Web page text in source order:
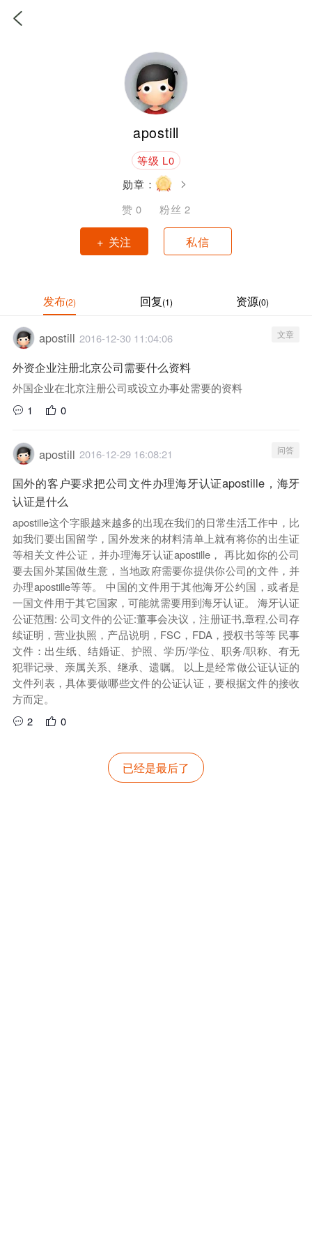
apostill
等级 L0
勋章：
赞 0 粉丝 2
+ 关注 私信
发布(2) 回复(1) 资源(0)
apostill 2016-12-30 11:04:06 文章
外资企业注册北京公司需要什么资料
外国企业在北京注册公司或设立办事处需要的资料
1
0
apostill 2016-12-29 16:08:21 问答
国外的客户要求把公司文件办理海牙认证apostille，海牙
认证是什么
apostille这个字眼越来越多的出现在我们的日常生活工作中，比
如我们要出国留学，国外发来的材料清单上就有将你的出生证
等相关文件公证，并办理海牙认证apostille， 再比如你的公司
要去国外某国做生意，当地政府需要你提供你公司的文件，并
办理apostille等等。 中国的文件用于其他海牙公约国，或者是
一国文件用于其它国家，可能就需要用到海牙认证。 海牙认证
公证范围: 公司文件的公证:董事会决议，注册证书,章程,公司存
续证明，营业执照，产品说明，FSC，FDA，授权书等等 民事
文件：出生纸、结婚证、护照、学历/学位、职务/职称、有无
犯罪记录、亲属关系、继承、遗嘱。 以上是经常做公证认证的
文件列表，具体要做哪些文件的公证认证，要根据文件的接收
方而定。
2
0
已经是最后了